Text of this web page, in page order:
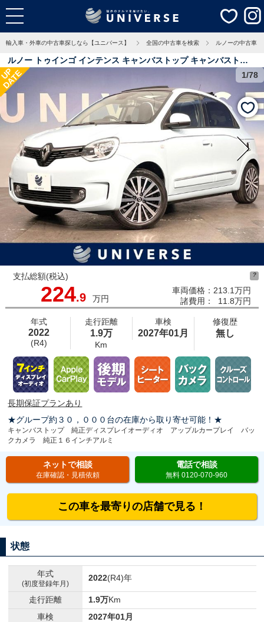
輸入車・外車の中古車探しなら【ユニバース】 全国の中古車を検索 ルノーの中古車
ルノー トゥインゴ インテンス キャンバストップ キャンバストッ
プ 純正ディスプレイオーディオ アップルカープレイ バックカメラ
純正１６インチアルミホイール Ｂｌｕｅｔｏｏｔｈ ＥＴＣ クルー
ズコントロール 禁煙車 オートエアコン オートライト 1.9万Km 埼
玉県
DATE 1/78
支払総額(税込)
224.9 万円
車両価格：
諸費用：
213.1万円
11.8万円
?
年式
2022
(R4)
走行距離
1.9万
Km
車検
2027年01月
修復歴
無し
長期保証プランあり
★グループ約３０，０００台の在庫から取り寄せ可能！★
キャンバストップ 純正ディスプレイオーディオ アップルカープレイ バッ
クカメラ 純正１６インチアルミ
ネットで相談
在庫確認・見積依頼
電話で相談
無料 0120-070-960
この車を最寄りの店舗で見る！
状態
年式
(初度登録年月)
2022(R4)年
走行距離 1.9万Km
車検
2027年01月